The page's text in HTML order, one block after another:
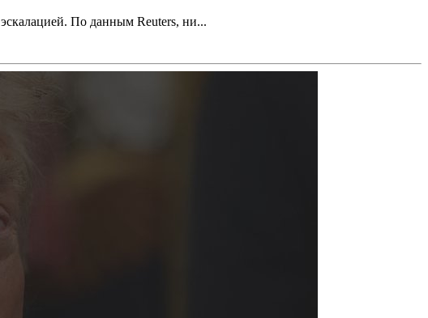
По данным Reuters, ни...